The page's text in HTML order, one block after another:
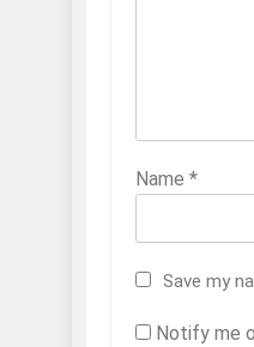
Name *
Save my
Notify me